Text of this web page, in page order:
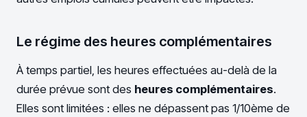
Le régime des heures complémentaires
À temps partiel, les heures effectuées au-delà de la
durée prévue sont des heures complémentaires.
Elles sont limitées : elles ne dépassent pas 1/10ème de